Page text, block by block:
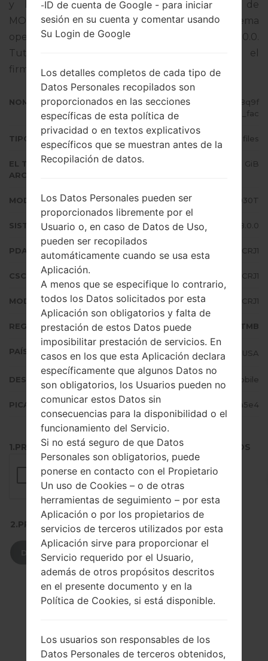
y la versión CSC G930TTMB8CRJ1,Versión de
MODEM G930TUVS8CRJ1. La versión del sistema
operativo del firmware dado es Android Oreo 8.0.0.
Tutorial completo sobre cómo actualizar el
firmware oficial en dispositivos Samsungaquí
NOMBRE DE ARCHIVO
SM-G930T_1_20181012142053_y8q9f
zrczc_fac
TIPO DE FIRMWARE 4 files
EL TAMAÑO DEL
ARCHIVO
2.52 GiB
MODELO Samsung SM-G930T
SISTEMA OPERATIVO Android Oreo 8.0.0
PDA/AP VERSIÓN G930TUVS8CRJ1
CSC VERSIÓN G930TTMB8CRJ1
MODEM/CP VERSIÓN G930TUVS8CRJ1
REGIÓN TMB
PAÍS (UN/EL PAÍS) USA
DESCRIPCIÓN T-Mobile
PICADILLO 9bf1bd2acfcce2841abdb92d8e3da5e4
1.PRESIONE EL BOTÓN PARA CARGAR LOS ARCHIVOS
2.PRESIONE PARA DESCARGAR
DESCARGAR
-ID de cuenta de Google - para iniciar
sesión en su cuenta y comentar usando
Su Login de Google
Los detalles completos de cada tipo de
Datos Personales recopilados son
proporcionados en las secciones
específicas de esta política de
privacidad o en textos explicativos
específicos que se muestran antes de la
Recopilación de datos.
Los Datos Personales pueden ser
proporcionados libremente por el
Usuario o, en caso de Datos de Uso,
pueden ser recopilados
automáticamente cuando se usa esta
Aplicación.
A menos que se especifique lo contrario,
todos los Datos solicitados por esta
Aplicación son obligatorios y falta de
prestación de estos Datos puede
imposibilitar prestación de servicios. En
casos en los que esta Aplicación declara
específicamente que algunos Datos no
son obligatorios, los Usuarios pueden no
comunicar estos Datos sin
consecuencias para la disponibilidad o el
funcionamiento del Servicio.
Si no está seguro de que Datos
Personales son obligatorios, puede
ponerse en contacto con el Propietario
Un uso de Cookies – o de otras
herramientas de seguimiento – por esta
Aplicación o por los propietarios de
servicios de terceros utilizados por esta
Aplicación sirve para proporcionar el
Servicio requerido por el Usuario,
además de otros propósitos descritos
en el presente documento y en la
Política de Cookies, si está disponible.
Los usuarios son responsables de los
Datos Personales de terceros obtenidos,